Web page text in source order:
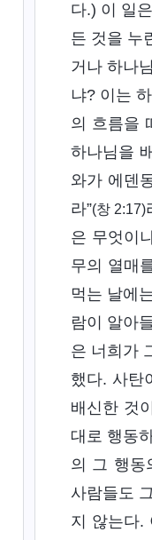
다.) 이 일
든 것을 누
거나 하나
냐? 이는
의 흐름을
하나님을
와가 에덴
라”(창 2:17)
은 무엇이
무의 열매
먹는 날에
람이 알아
은 너희가
했다. 사탄
배신한 것
대로 행동
의 그 행동
사람들도
지 않는다.